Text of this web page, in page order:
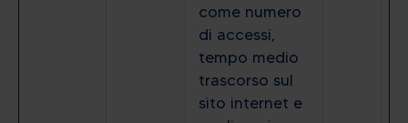
come numero
di accessi,
tempo medio
trascorso sul
sito internet e